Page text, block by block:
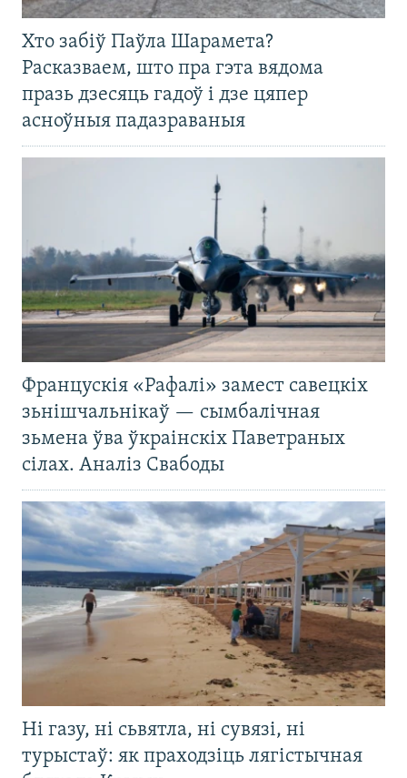
Хто забіў Паўла Шарамета?
Расказваем, што пра гэта вядома
празь дзесяць гадоў і дзе цяпер
асноўныя падазраваныя
Францускія «Рафалі» замест савецкіх
зьнішчальнікаў — сымбалічная
зьмена ўва ўкраінскіх Паветраных
сілах. Аналіз Свабоды
Ні газу, ні сьвятла, ні сувязі, ні
турыстаў: як праходзіць лягістычная